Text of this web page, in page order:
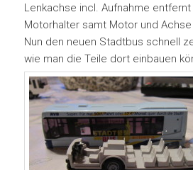
Lenkachse incl. Aufnahme entfernt
Motorhalter samt Motor und
Nun den neuen Stadtbus schnell
wie man die Teile dort einbauen